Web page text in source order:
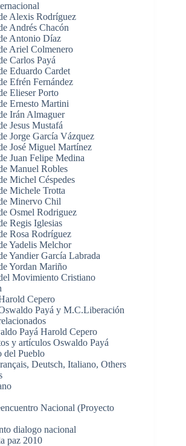
Alexis Rodríguez
Andrés Chacón
Antonio Díaz
Ariel Colmenero
Carlos Payá
Eduardo Cardet
Efrén Fernández
Elieser Porto
Ernesto Martini
Irán Almaguer
Jesus Mustafá
Jorge García Vázquez
José Miguel Martínez
Juan Felipe Medina
Manuel Robles
Michel Céspedes
Michele Trotta
Minervo Chil
Osmel Rodriguez
Regis Iglesias
Rosa Rodríguez
Yadelis Melchor
Yandier García Labrada
Yordan Mariño
Movimiento Cristiano
Cepero
Payá y M.C.Liberación
Payá Harold Cepero
y artículos Oswaldo Payá
del Pueblo
Deutsch, Italiano, Others
Nacional (Proyecto
dialogo nacional
paz 2010